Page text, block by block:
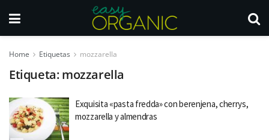
Home Etiquetas mozzarella
Etiqueta:mozzarella
Exquisita «pasta fredda» con berenjena, cherrys,
mozzarella y almendras